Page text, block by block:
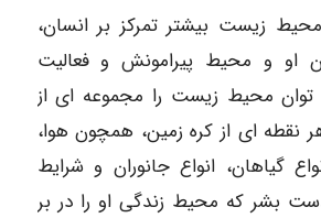
زیست بیشتر تمرکز بر انسان،
او و محیط پیرامونش و فعالیت
محیط زیست را مجموعه ای از
نقطه ای از کره زمین، همچون هوا،
گیاهان، انواع جانوران و شرایط
بشر که محیط زندگی او را در بر